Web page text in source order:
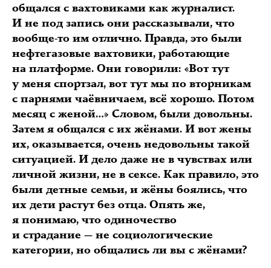
общался с вахтовиками как журналист.
И не под запись они рассказывали, что
вообще-то им отлично. Правда, это были
нефтегазовые вахтовики, работающие
на платформе. Они говорили: «Вот тут
у меня спортзал, вот тут мы по вторникам
с парнями чаёвничаем, всё хорошо. Потом
месяц с женой…» Словом, были довольны.
Затем я общался с их жёнами. И вот жены
их, оказывается, очень недовольны такой
ситуацией. И дело даже не в чувствах или
личной жизни, не в сексе. Как правило, это
были детные семьи, и жёны боялись, что
их дети растут без отца. Опять же,
я понимаю, что одиночество
и страдание — не социологические
категории, но общались ли вы с жёнами?